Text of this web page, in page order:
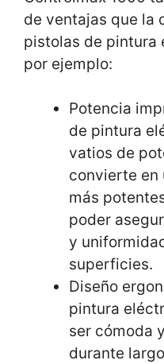
de ventajas que la
pistolas de pintura
por ejemplo:
Potencia
de pintura
vatios de
convierte en
más
poder
y
superficies.
Diseño
pintura
ser cómoda
durante